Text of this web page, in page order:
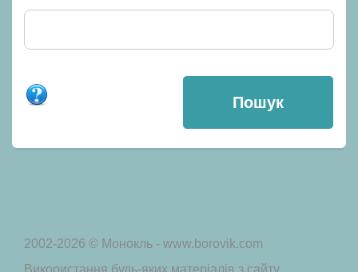
2002-2026 © Монокль - www.borovik.com